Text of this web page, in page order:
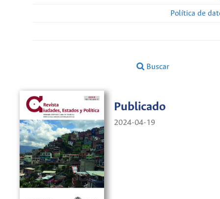
Política de
Buscar
Publicado
2024-04-19